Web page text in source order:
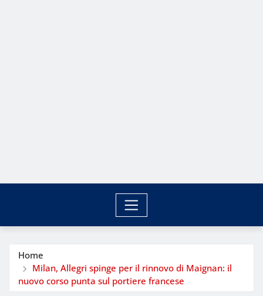
Home
Milan, Allegri spinge per il rinnovo di Maignan: il
nuovo corso punta sul portiere francese